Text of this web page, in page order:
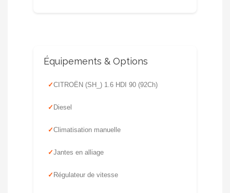
Équipements & Options
CITROËN (SH_) 1.6 HDI 90 (92Ch)
Diesel
Climatisation manuelle
Jantes en alliage
Régulateur de vitesse